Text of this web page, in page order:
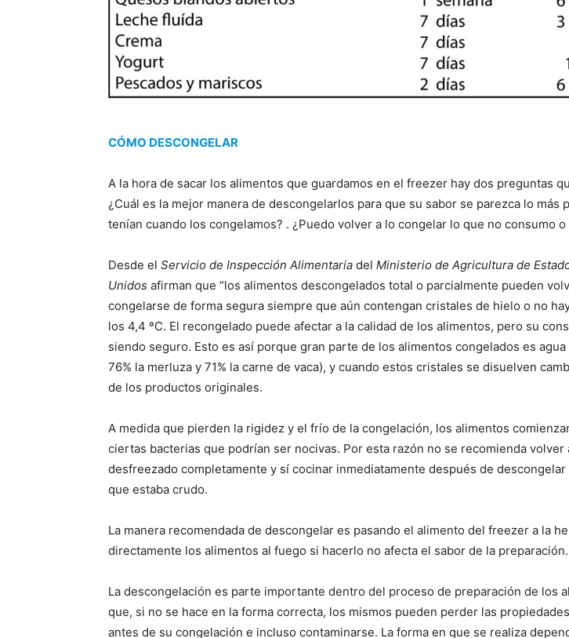
CÓMO DESCONGELAR
A la hora de sacar los alimentos que guardamos en el freezer hay dos preguntas
¿Cuál es la mejor manera de descongelarlos para que su sabor se parezca lo más
tenían cuando los congelamos? . ¿Puedo volver a lo congelar lo que no consumo
Desde el Servicio de Inspección Alimentaria del Ministerio de Agricultura de
Unidos afirman que “los alimentos descongelados total o parcialmente pueden
congelarse de forma segura siempre que aún contengan cristales de hielo o no
los 4,4 ºC. El recongelado puede afectar a la calidad de los alimentos, pero su
siendo seguro. Esto es así porque gran parte de los alimentos congelados es agua
76% la merluza y 71% la carne de vaca), y cuando estos cristales se disuelven
de los productos originales.
A medida que pierden la rigidez y el frío de la congelación, los alimentos
ciertas bacterias que podrían ser nocivas. Por esta razón no se recomienda volver
desfreezado completamente y sí cocinar inmediatamente después de
que estaba crudo.
La manera recomendada de descongelar es pasando el alimento del freezer a la
directamente los alimentos al fuego si hacerlo no afecta el sabor de la preparación.
La descongelación es parte importante dentro del proceso de preparación de los
que, si no se hace en la forma correcta, los mismos pueden perder las
antes de su congelación e incluso contaminarse. La forma en que se realiza